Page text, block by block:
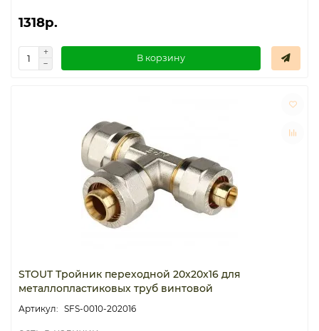
1318р.
В корзину
STOUT Тройник переходной 20x20x16 для
металлопластиковых труб винтовой
SFS-0010-202016